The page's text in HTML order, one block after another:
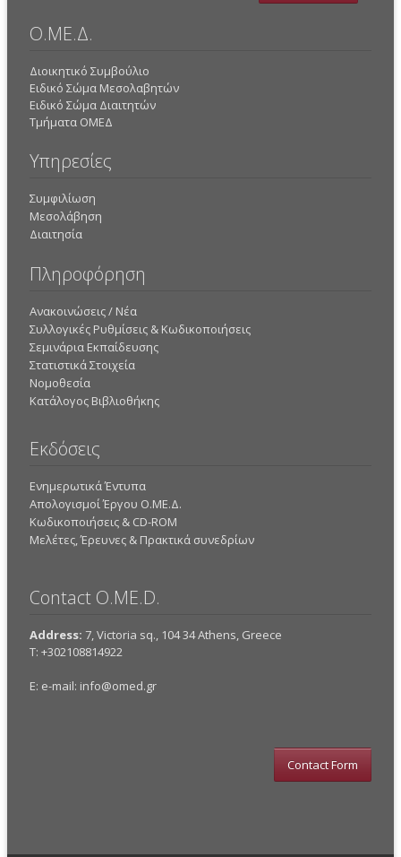
Ο.ΜΕ.Δ.
Διοικητικό Συμβούλιο
Ειδικό Σώμα Μεσολαβητών
Ειδικό Σώμα Διαιτητών
Τμήματα ΟΜΕΔ
Υπηρεσίες
Συμφιλίωση
Μεσολάβηση
Διαιτησία
Πληροφόρηση
Ανακοινώσεις / Νέα
Συλλογικές Ρυθμίσεις & Κωδικοποιήσεις
Σεμινάρια Εκπαίδευσης
Στατιστικά Στοιχεία
Νομοθεσία
Κατάλογος Βιβλιοθήκης
Εκδόσεις
Ενημερωτικά Έντυπα
Απολογισμοί Έργου Ο.ΜΕ.Δ.
Κωδικοποιήσεις & CD-ROM
Mελέτες, Έρευνες & Πρακτικά συνεδρίων
Contact O.ME.D.
Address: 7, Victoria sq., 104 34 Athens, Greece
Τ: +302108814922
E: e-mail: info@omed.gr
Contact Form